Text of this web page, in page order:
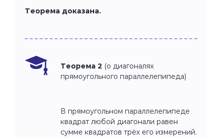
Теорема доказана.
Теорема 2 (о диагоналях
прямоугольного параллелепипеда)
В прямоугольном параллелепипеде
квадрат любой диагонали равен
сумме квадратов трёх его измерений.